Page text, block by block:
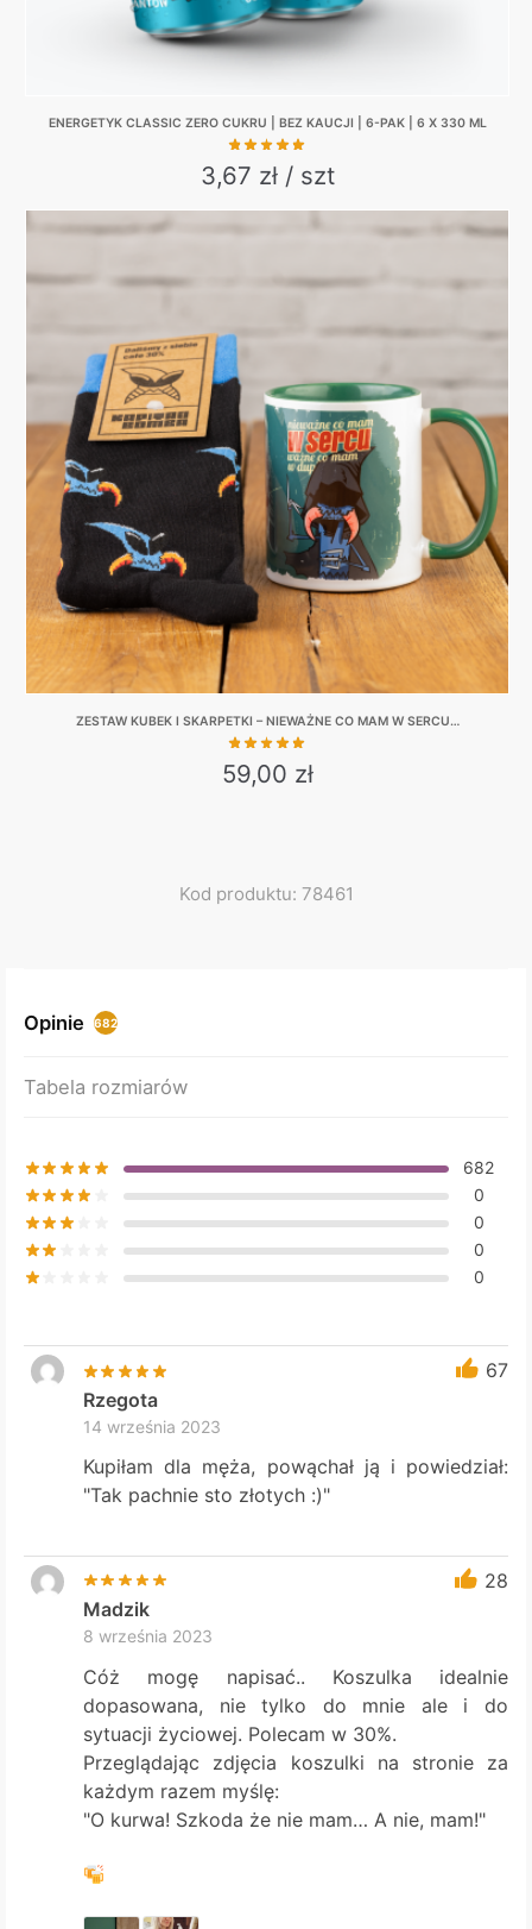
ENERGETYK CLASSIC ZERO CUKRU | BEZ KAUCJI | 6-PAK | 6 X 330 ML
3,67 zł / szt
ZESTAW KUBEK I SKARPETKI – NIEWAŻNE CO MAM W SERCU…
59,00 zł
multiple
page
Kod produktu: 78461
Opinie 682
Tabela rozmiarów
682
0
0
0
0
67
Rzegota
14 września 2023
Kupiłam dla męża, powąchał ją i powiedział:
"Tak pachnie sto złotych :)"
28
Madzik
8 września 2023
Cóż mogę napisać.. Koszulka idealnie
dopasowana, nie tylko do mnie ale i do
sytuacji życiowej. Polecam w 30%.
Przeglądając zdjęcia koszulki na stronie za
każdym razem myślę:
"O kurwa! Szkoda że nie mam… A nie, mam!"